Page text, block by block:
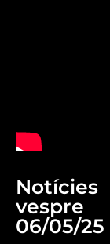
Notícies
vespre
06/05/25